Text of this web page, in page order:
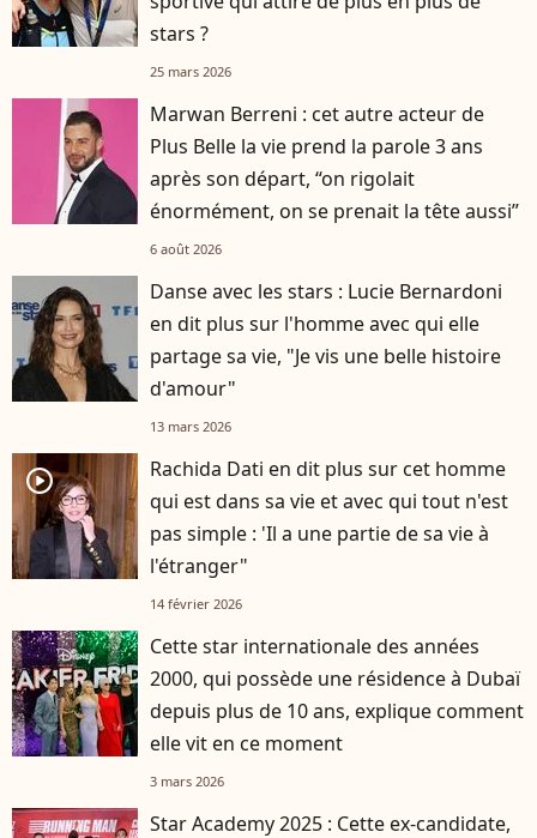
stars ?
25 mars 2026
Marwan Berreni : cet autre acteur de
Plus Belle la vie prend la parole 3 ans
après son départ, “on rigolait
énormément, on se prenait la tête aussi”
6 août 2026
Danse avec les stars : Lucie Bernardoni
en dit plus sur l'homme avec qui elle
partage sa vie, "Je vis une belle histoire
d'amour"
13 mars 2026
player2
Rachida Dati en dit plus sur cet homme
qui est dans sa vie et avec qui tout n'est
pas simple : 'Il a une partie de sa vie à
l'étranger"
14 février 2026
Cette star internationale des années
2000, qui possède une résidence à Dubaï
depuis plus de 10 ans, explique comment
elle vit en ce moment
3 mars 2026
Star Academy 2025 : Cette ex-candidate,